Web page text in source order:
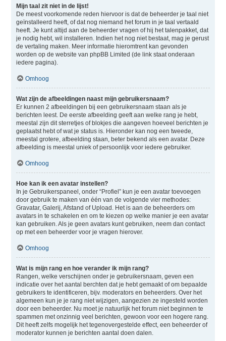
Mijn taal zit niet in de lijst!
De meest voorkomende reden hiervoor is dat de beheerder je taal niet
geïnstalleerd heeft, of dat nog niemand het forum in je taal vertaald
heeft. Je kunt altijd aan de beheerder vragen of hij het talenpakket, dat
je nodig hebt, wil installeren. Indien het nog niet bestaat, mag je gerust
de vertaling maken. Meer informatie hieromtrent kan gevonden
worden op de website van phpBB Limited (de link staat onderaan
iedere pagina).
Omhoog
Wat zijn de afbeeldingen naast mijn gebruikersnaam?
Er kunnen 2 afbeeldingen bij een gebruikersnaam staan als je
berichten leest. De eerste afbeelding geeft aan welke rang je hebt,
meestal zijn dit sterretjes of blokjes die aangeven hoeveel berichten je
geplaatst hebt of wat je status is. Hieronder kan nog een tweede,
meestal grotere, afbeelding staan, beter bekend als een avatar. Deze
afbeelding is meestal uniek of persoonlijk voor iedere gebruiker.
Omhoog
Hoe kan ik een avatar instellen?
In je Gebruikerspaneel, onder “Profiel” kun je een avatar toevoegen
door gebruik te maken van één van de volgende vier methodes:
Gravatar, Galerij, Afstand of Upload. Het is aan de beheerders om
avatars in te schakelen en om te kiezen op welke manier je een avatar
kan gebruiken. Als je geen avatars kunt gebruiken, neem dan contact
op met een beheerder voor je vragen hierover.
Omhoog
Wat is mijn rang en hoe verander ik mijn rang?
Rangen, welke verschijnen onder je gebruikersnaam, geven een
indicatie over het aantal berchten dat je hebt gemaakt of om bepaalde
gebruikers te identificeren, bijv. moderators en beheerders. Over het
algemeen kun je je rang niet wijzigen, aangezien ze ingesteld worden
door een beheerder. Nu moet je natuurlijk het forum niet beginnen te
spammen met onzinnig veel berichten, gewoon voor een hogere rang.
Dit heeft zelfs mogelijk het tegenovergestelde effect, een beheerder of
moderator kunnen je berichten aantal doen dalen.